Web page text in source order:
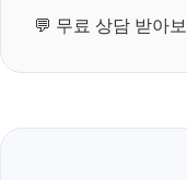
💬 무료 상담 받아보